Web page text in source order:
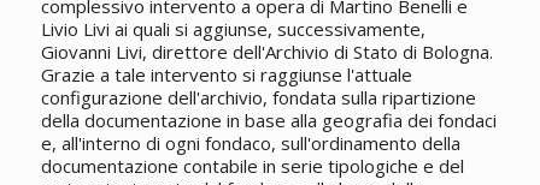
complessivo intervento a opera di Martino Benelli e
Livio Livi ai quali si aggiunse, successivamente,
Giovanni Livi, direttore dell'Archivio di Stato di Bologna.
Grazie a tale intervento si raggiunse l'attuale
configurazione dell'archivio, fondata sulla ripartizione
della documentazione in base alla geografia dei fondaci
e, all'interno di ogni fondaco, sull'ordinamento della
documentazione contabile in serie tipologiche e del